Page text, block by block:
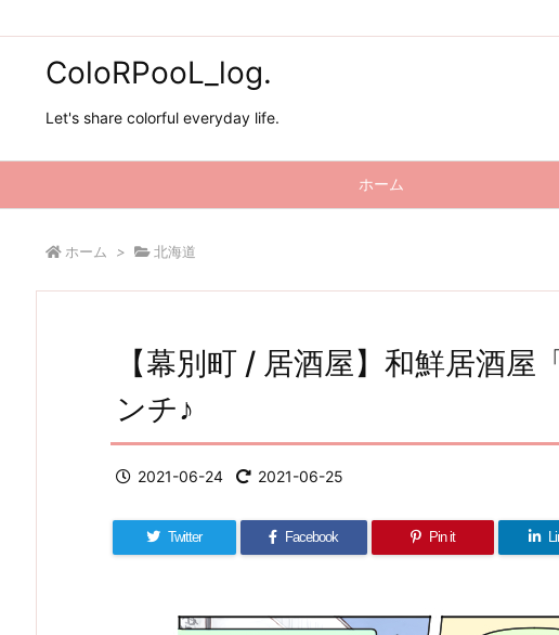
ColoRPooL_log.
Let's share colorful everyday life.
ホーム
ホーム > 北海道
【幕別町 / 居酒屋】和鮮居酒屋
ンチ♪
2021-06-24 2021-06-25
Twitter Facebook Pin it